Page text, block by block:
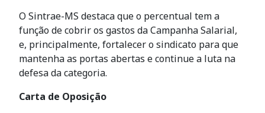
O Sintrae-MS destaca que o percentual tem a
função de cobrir os gastos da Campanha Salarial,
e, principalmente, fortalecer o sindicato para que
mantenha as portas abertas e continue a luta na
defesa da categoria.
Carta de Oposição